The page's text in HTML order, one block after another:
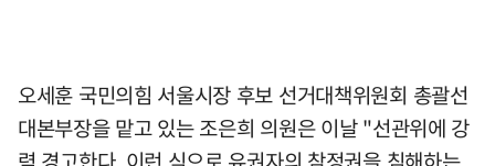
오세훈 국민의힘 서울시장 후보 선거대책위원회 총괄선
대본부장을 맡고 있는 조은희 의원은 이날 "선관위에 강